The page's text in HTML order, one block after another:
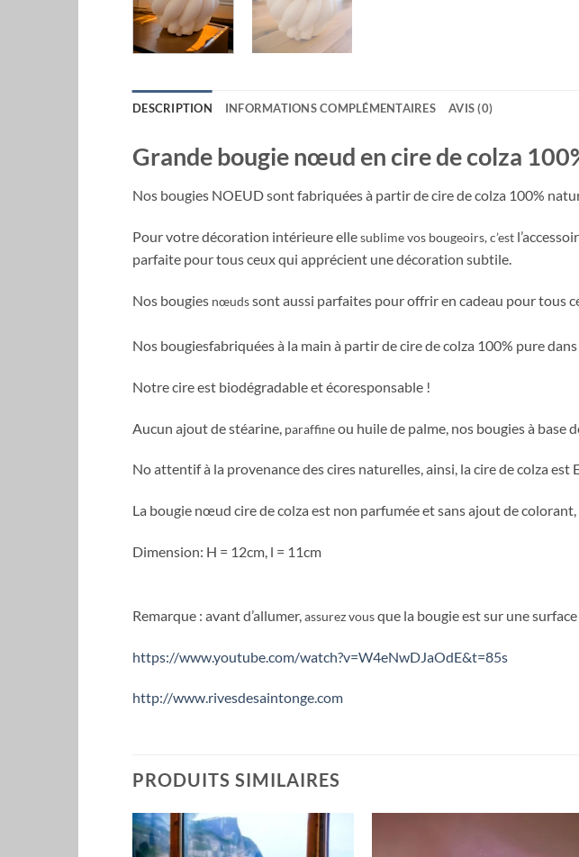
DESCRIPTION INFORMATIONS COMPLÉMENTAIRES AVIS (0)
Grande bougie nœud en cire de colza
Nos bougies NOEUD sont fabriquées à partir de cire de colza 100%
Pour votre décoration intérieure ellesublime vos bougeoirs, c’est
parfaite pour tous ceux qui apprécient une décoration subtile.
Nos bougies nœudssont aussi parfaites pour offrir en cadeau pour tous
Nos bougiesfabriquées à la main à partir de cire de colza 100% pure
Notre cire est biodégradable et écoresponsable !
Aucun ajout de stéarine, paraffineou huile de palme, nos bougies à base
No attentif à la provenance des cires naturelles, ainsi, la cire de colza
La bougie nœud cire de colza est non parfumée et sans ajout de
Dimension: H = 12cm, l = 11cm
Remarque : avant d’allumer,assurez vousque la bougie est sur une
https://www.youtube.com/watch?v=W4eNwDJaOdE&t=85s
http://www.rivesdesaintonge.com
PRODUITS SIMILAIRES